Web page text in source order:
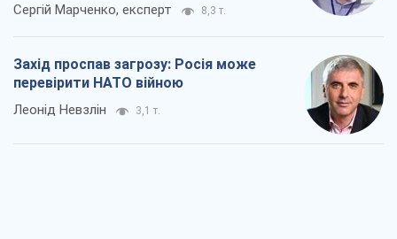
Сергій Марченко, експерт 8,3 т.
Захід проспав загрозу: Росія може
перевірити НАТО війною
Леонід Невзлін 3,1 т.